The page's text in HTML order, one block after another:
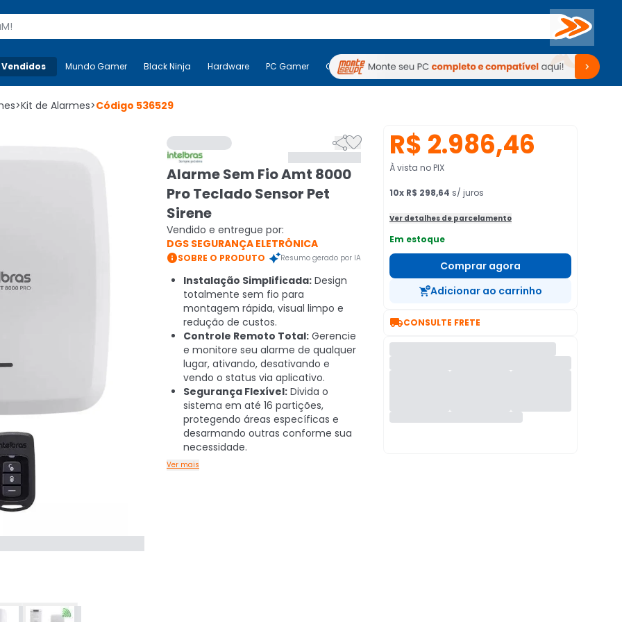
Buscar
Mais-v- Mundo Gamer Black Ninja Hardware PC Gamer Computadores Periféricos TV Venda no KaBuM!
Mundo Gamer Black Ninja Hardware PC Gamer Computadores Periféricos TV Venda no KaBuM!
>Kit de Alarmes>Código 536529

Alarme Sem Fio Amt 8000
Pro Teclado Sensor Pet
Sirene
Vendido e entregue por:
DGS SEGURANÇA ELETRÔNICA
SOBRE O PRODUTO Resumo gerado por IA
Instalação Simplificada: Design
totalmente sem fio para
montagem rápida, visual limpo e
redução de custos.
Controle Remoto Total: Gerencie
e monitore seu alarme de qualquer
lugar, ativando, desativando e
vendo o status via aplicativo.
Segurança Flexível: Divida o
sistema em até 16 partições,
protegendo áreas específicas e
desarmando outras conforme sua
necessidade.
Ver mais
R$ 2.986,46
À vista no PIX
10x R$ 298,64 s/ juros
Ver detalhes de parcelamento
Em estoque
Comprar agora
Adicionar ao carrinho
CONSULTE FRETE